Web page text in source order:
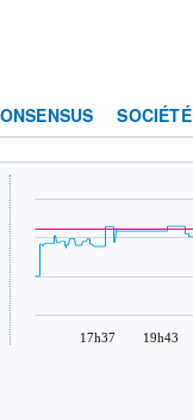
SOCIÉTÉ
17h37 19h43